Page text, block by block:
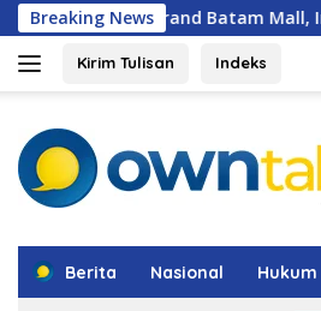
Breaking News
Grand Batam Mall, Ini Deretan
Kirim Tulisan Indeks
Berita Nasional